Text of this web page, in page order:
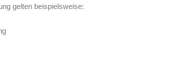
gelten beispielsweise: